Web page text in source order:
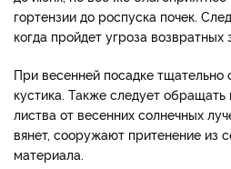
гортензии до роспуска почек.
когда пройдет угроза возвратных
При весенней посадке тщательно
кустика. Также следует
листва от весенних солнечных
вянет, сооружают притенение из
материала.